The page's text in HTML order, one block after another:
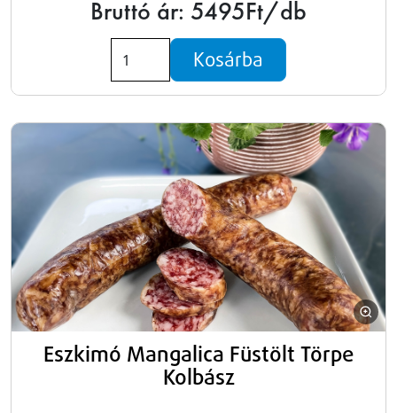
Bruttó ár: 5495Ft/db
Kosárba
Eszkimó Mangalica Füstölt Törpe
Kolbász